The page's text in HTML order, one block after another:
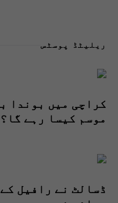
ریلیٹڈ پوسٹس
کراچی میں بوندا
موسم کیسا رہے گا؟
ڈسالٹ نے رافیل